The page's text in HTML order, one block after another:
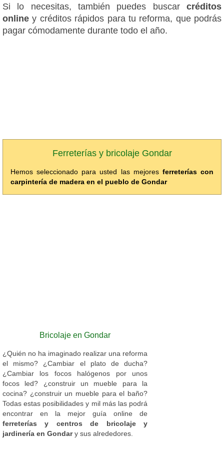
Si lo necesitas, también puedes buscar créditos
onliney créditos rápidos para tu reforma, que podrás
pagar cómodamente durante todo el año.
Ferreterías y bricolaje Gondar
Hemos seleccionado para usted las mejores ferreterías con
carpintería de madera en el pueblo de Gondar
Bricolaje en Gondar
¿Quién no ha imaginado realizar una reforma
el mismo? ¿Cambiar el plato de ducha?
¿Cambiar los focos halógenos por unos
focos led? ¿construir un mueble para la
cocina? ¿construir un mueble para el baño?
Todas estas posibilidades y mil más las podrá
encontrar en la mejor guía online de
ferreterías y centros de bricolaje y
jardinería en Gondary sus alrededores.